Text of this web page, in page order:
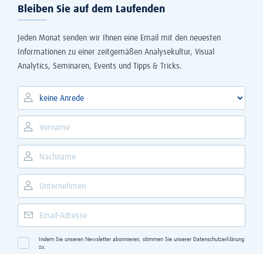
Bleiben Sie auf dem Laufenden
Jeden Monat senden wir Ihnen eine Email mit den neuesten
Informationen zu einer zeitgemäßen Analysekultur, Visual
Analytics, Seminaren, Events und Tipps & Tricks.
Indem Sie unseren Newsletter abonnieren, stimmen Sie unserer Datenschutzerklärung
zu.